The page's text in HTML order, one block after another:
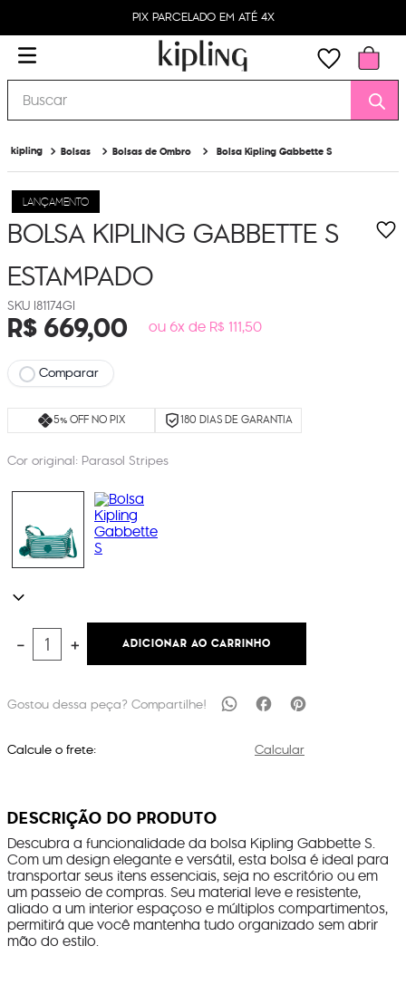
PIX PARCELADO EM ATÉ 4X
Buscar
Bolsas Bolsas de Ombro Bolsa Kipling Gabbette S
LANÇAMENTO
BOLSA KIPLING GABBETTE S
ESTAMPADO
I81174GI
R$669,00 ou 6x de R$ 111,50
Comparar
5% OFF NO PIX 180 DIAS DE GARANTIA
Cor original: Parasol Stripes
＋
－ ADICIONAR AO CARRINHO
Calcule o frete: Calcular
DESCRIÇÃO DO PRODUTO
Descubra a funcionalidade da bolsa Kipling Gabbette S.
Com um design elegante e versátil, esta bolsa é ideal para
transportar seus itens essenciais, seja no escritório ou em
um passeio de compras. Seu material leve e resistente,
aliado a um interior espaçoso e múltiplos compartimentos,
permitirá que você mantenha tudo organizado sem abrir
mão do estilo.